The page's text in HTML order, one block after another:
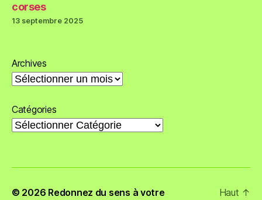
corses
13 septembre 2025
Archives
Catégories
© 2026 Redonnez du sens à votre Haut ↑